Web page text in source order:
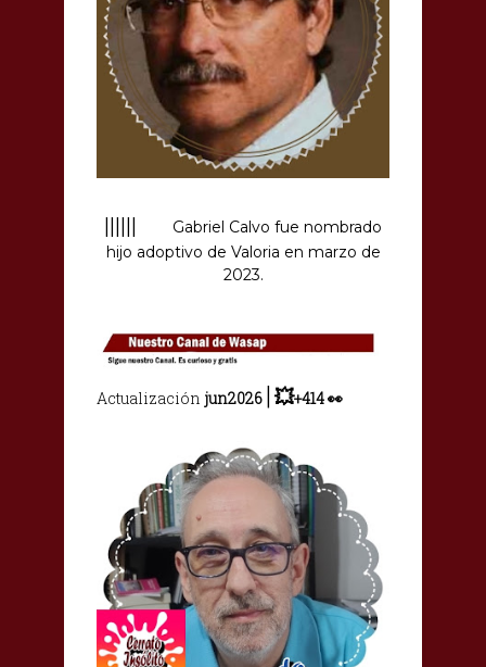
Gabriel Calvo fue nombrado
hijo adoptivo de Valoria en marzo de
2023.
Actualización jun2026 |💥+414👀